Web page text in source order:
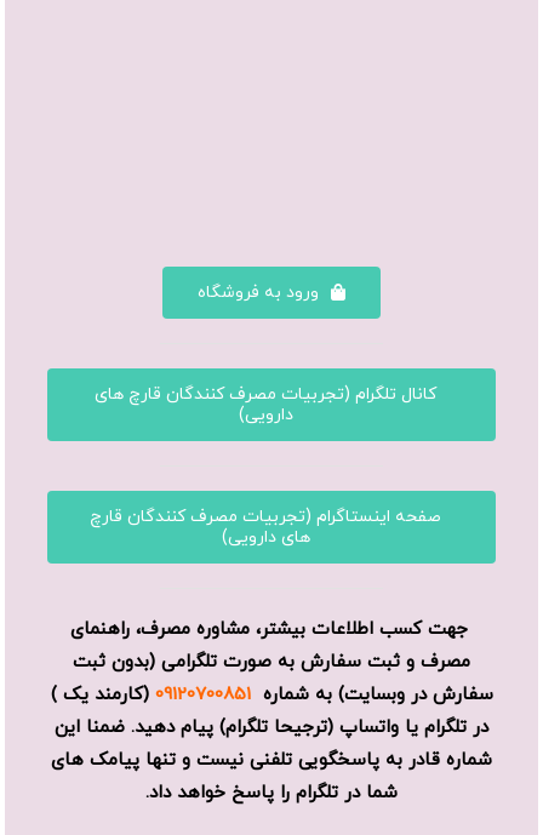
ورود به فروشگاه
کانال تلگرام (تجربیات مصرف کنندگان قارچ های
دارویی)
صفحه اینستاگرام (تجربیات مصرف کنندگان قارچ
های دارویی)
جهت کسب اطلاعات بیشتر، مشاوره مصرف، راهنمای
مصرف و ثبت سفارش به صورت تلگرامی (بدون ثبت
سفارش در وبسایت) به شماره09120700851 (کارمند یک )
در تلگرام یا واتساپ (ترجیحا تلگرام) پیام دهید. ضمنا این
شماره قادر به پاسخگویی تلفنی نیست و تنها پیامک های
شما در تلگرام را پاسخ خواهد داد.